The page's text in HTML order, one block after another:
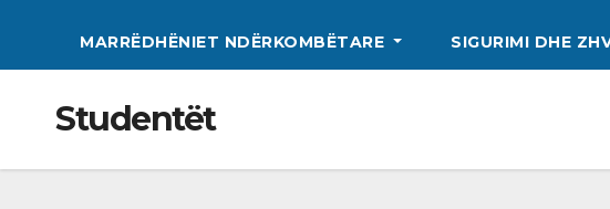
MARRËDHËNIET NDËRKOMBËTARE SIGURIMI DHE
Studentët